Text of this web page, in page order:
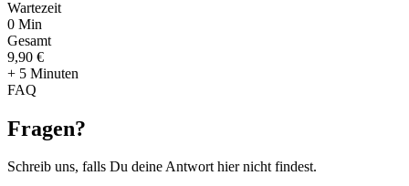
Wartezeit
0 Min
Gesamt
9,90 €
+ 5 Minuten
FAQ
Fragen?
Schreib uns, falls Du deine Antwort hier nicht findest.